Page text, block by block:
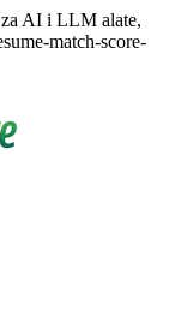
AI i LLM alate,
match-score-